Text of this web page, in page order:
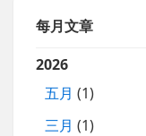
每月文章
2026
五月 (1)
三月 (1)